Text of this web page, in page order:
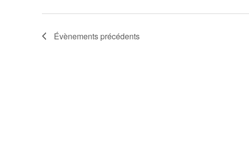
Évènements précédents